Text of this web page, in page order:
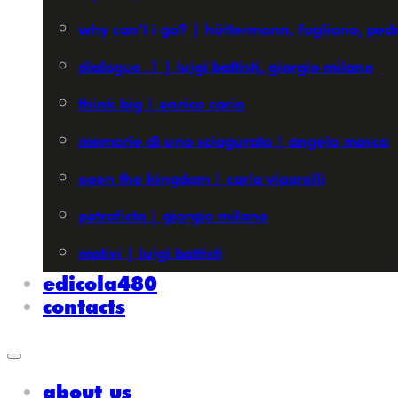
why can’t i go? | hüttermann, fogliano,
dialogue .1 | luigi battisti, giorgio milano
think big | enrico caria
memorie di uno sciagurato | angelo mosca
open the kingdom | carla viparelli
petraficta | giorgio milano
motivi | luigi battisti
edicola480
contacts
about us